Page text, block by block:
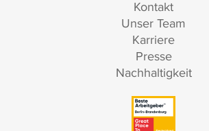
Kontakt
Unser Team
Karriere
Presse
Nachhaltigkeit